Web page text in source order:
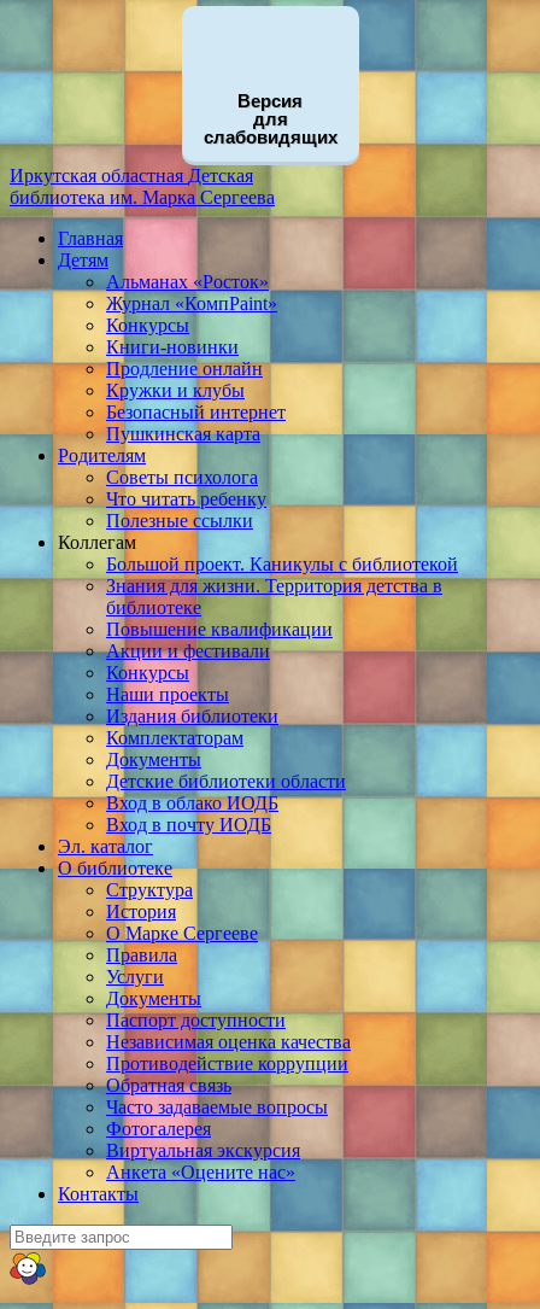
Версия
для
слабовидящих
Иркутская областная Детская
библиотека им. Марка Сергеева
Главная
Детям
Альманах «Росток»
Журнал «КомпPaint»
Конкурсы
Книги-новинки
Продление онлайн
Кружки и клубы
Безопасный интернет
Пушкинская карта
Родителям
Советы психолога
Что читать ребенку
Полезные ссылки
Коллегам
Большой проект. Каникулы с библиотекой
Знания для жизни. Территория детства в
библиотеке
Повышение квалификации
Акции и фестивали
Конкурсы
Наши проекты
Издания библиотеки
Комплектаторам
Документы
Детские библиотеки области
Вход в облако ИОДБ
Вход в почту ИОДБ
Эл. каталог
О библиотеке
Структура
История
О Марке Сергееве
Правила
Услуги
Документы
Паспорт доступности
Независимая оценка качества
Противодействие коррупции
Обратная связь
Часто задаваемые вопросы
Фотогалерея
Виртуальная экскурсия
Анкета «Оцените нас»
Контакты